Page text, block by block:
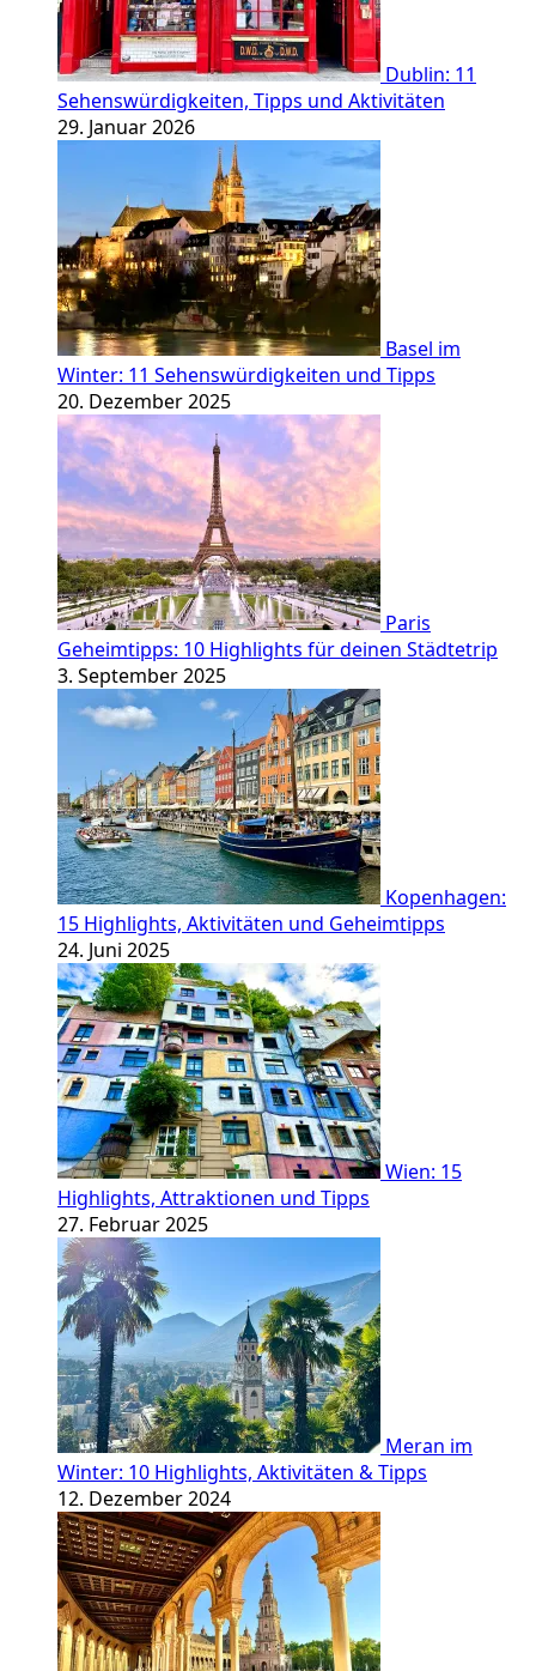
Dublin: 11
Sehenswürdigkeiten, Tipps und Aktivitäten
29. Januar 2026
Basel im
Winter: 11 Sehenswürdigkeiten und Tipps
20. Dezember 2025
Paris
Geheimtipps: 10 Highlights für deinen Städtetrip
3. September 2025
Kopenhagen:
15 Highlights, Aktivitäten und Geheimtipps
24. Juni 2025
Wien: 15
Highlights, Attraktionen und Tipps
27. Februar 2025
Meran im
Winter: 10 Highlights, Aktivitäten & Tipps
12. Dezember 2024